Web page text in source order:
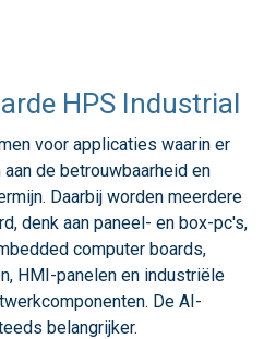
HPS Industrial
voor applicaties waarin er
de betrouwbaarheid en
Daarbij worden meerdere
denk aan paneel- en box-pc's,
computer boards,
HMI-panelen en industriële
De AI-
belangrijker.